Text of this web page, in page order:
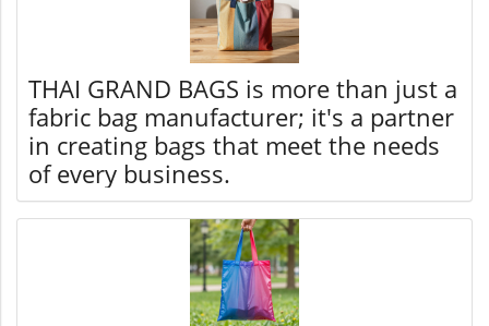
THAI GRAND BAGS is more than just a
fabric bag manufacturer; it's a partner
in creating bags that meet the needs
of every business.